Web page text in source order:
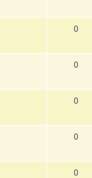
0
0
0
0
0